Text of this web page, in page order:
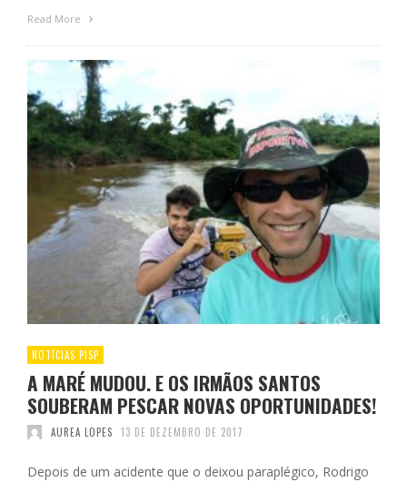
Read More
NOTÍCIAS PISP
A MARÉ MUDOU. E OS IRMÃOS SANTOS
SOUBERAM PESCAR NOVAS OPORTUNIDADES!
AUREA LOPES 13 DE DEZEMBRO DE 2017
Depois de um acidente que o deixou paraplégico, Rodrigo